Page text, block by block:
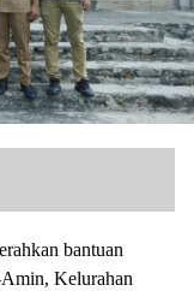
bantuan
Kelurahan